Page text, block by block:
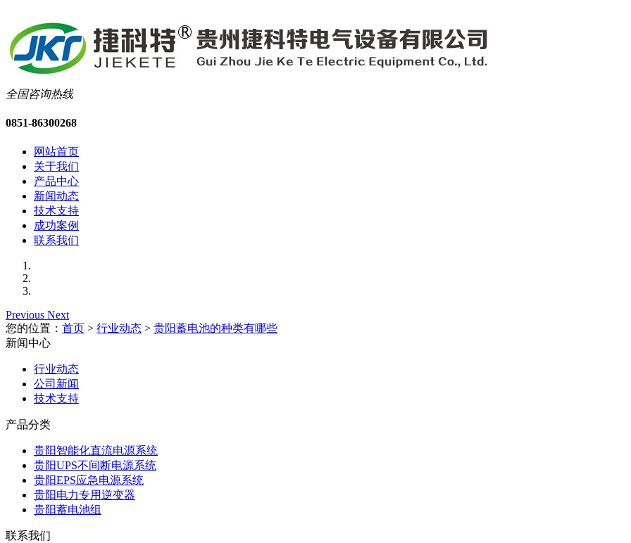
全国咨询热线
0851-86300268
网站首页
关于我们
产品中心
新闻动态
技术支持
成功案例
联系我们
Previous Next
您的位置： 首页 > 行业动态 > 贵阳蓄电池的种类有哪些
新闻中心
行业动态
公司新闻
技术支持
产品分类
贵阳智能化直流电源系统
贵阳UPS不间断电源系统
贵阳EPS应急电源系统
贵阳电力专用逆变器
贵阳蓄电池组
联系我们